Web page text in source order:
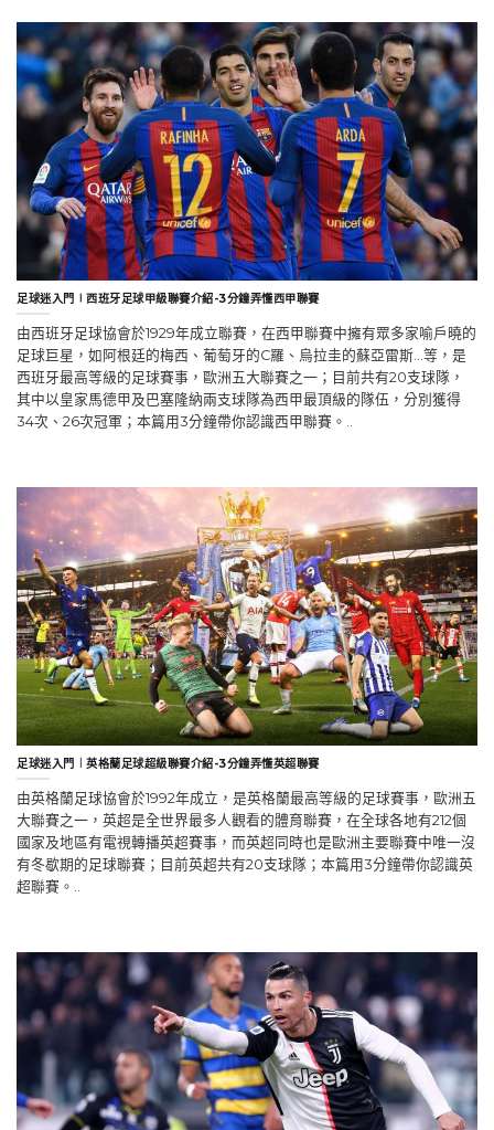
足球迷入門∣西班牙足球甲級聯賽介紹-3分鐘弄懂西甲聯賽
由西班牙足球協會於1929年成立聯賽，在西甲聯賽中擁有眾多家喻戶曉的
足球巨星，如阿根廷的梅西、葡萄牙的C羅、烏拉圭的蘇亞雷斯…等，是
西班牙最高等級的足球賽事，歐洲五大聯賽之一；目前共有20支球隊，
其中以皇家馬德甲及巴塞隆納兩支球隊為西甲最頂級的隊伍，分別獲得
34次、26次冠軍；本篇用3分鐘帶你認識西甲聯賽。..
足球迷入門︱英格蘭足球超級聯賽介紹-3分鐘弄懂英超聯賽
由英格蘭足球協會於1992年成立，是英格蘭最高等級的足球賽事，歐洲五
大聯賽之一，英超是全世界最多人觀看的體育聯賽，在全球各地有212個
國家及地區有電視轉播英超賽事，而英超同時也是歐洲主要聯賽中唯一沒
有冬歇期的足球聯賽；目前英超共有20支球隊；本篇用3分鐘帶你認識英
超聯賽。..